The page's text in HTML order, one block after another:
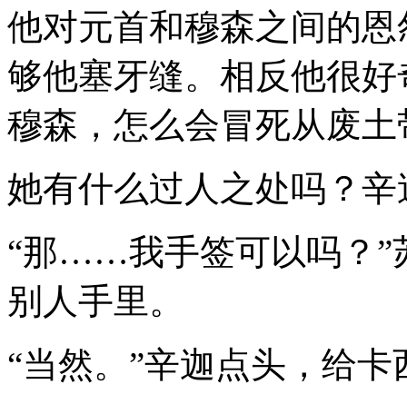
他对元首和穆森之间的
够他塞牙缝。相反他很
穆森，怎么会冒死从废
她有什么过人之处吗？
“那……我手签可以吗？”
别人手里。
“当然。”辛迦点头，给